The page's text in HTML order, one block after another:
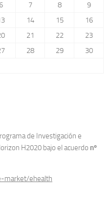
7 8
9
14 15
16
21 22
23
28 29
30
de Investigación e
H2020 bajo el acuerdo nº
market/ehealth